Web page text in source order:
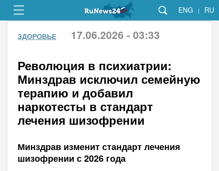
ENG | RU
ЗДОРОВЬЕ 17.06.2026 - 03:33
Революция в психиатрии:
Минздрав исключил семейную
терапию и добавил
наркотесты в стандарт
лечения шизофрении
Минздрав изменит стандарт лечения
шизофрении с 2026 года